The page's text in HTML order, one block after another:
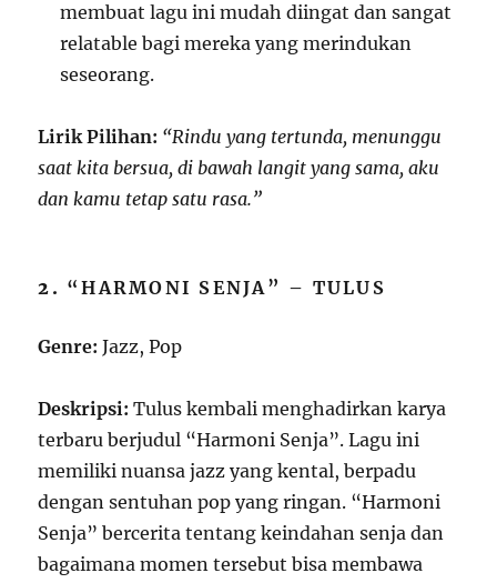
membuat lagu ini mudah diingat dan sangat
relatable bagi mereka yang merindukan
seseorang.
Lirik Pilihan: “Rindu yang tertunda, menunggu
saat kita bersua, di bawah langit yang sama, aku
dan kamu tetap satu rasa.”
2. “HARMONI SENJA” – TULUS
Genre: Jazz, Pop
Deskripsi: Tulus kembali menghadirkan karya
terbaru berjudul “Harmoni Senja”. Lagu ini
memiliki nuansa jazz yang kental, berpadu
dengan sentuhan pop yang ringan. “Harmoni
Senja” bercerita tentang keindahan senja dan
bagaimana momen tersebut bisa membawa